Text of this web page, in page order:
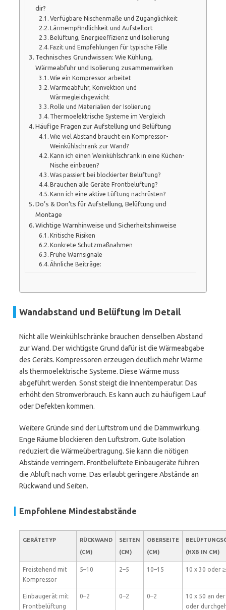
dir?
Verfügbare Nischenmaße und Zugänglichkeit
Lärmempfindlichkeit und Aufstellort
Belüftung, Energieeffizienz und Isolierung
Fazit und Empfehlungen für typische Fälle
Technisches Grundwissen: Wie Kühlung,
Wärmeabfuhr und Isolierung zusammenwirken
Wie ein Kompressor arbeitet
Wärmeabfuhr, Konvektion und
Wärmegleichgewicht
Rolle und Materialien der Isolierung
Thermoelektrische Systeme im Vergleich
Häufige Fragen zur Aufstellung und Belüftung
Wie viel Abstand braucht ein Kompressor-
Weinkühlschrank zur Wand?
Kann ich einen Weinkühlschrank in eine Küchen-
Nische einbauen?
Was passiert bei blockierter Belüftung?
Brauchen alle Geräte Frontbelüftung?
Kann ich eine aktive Lüftung nachrüsten?
Do’s & Don’ts für Aufstellung, Belüftung und
Montage
Wichtige Warnhinweise und Sicherheitshinweise
Kritische Risiken
Konkrete Schutzmaßnahmen
Frühe Warnsignale
Ähnliche Beiträge:
Wandabstand und Belüftung im Detail
Nicht alle Weinkühlschränke brauchen denselben Abstand
zur Wand. Der wichtigste Grund dafür ist die Wärmeabgabe
des Geräts. Kompressoren erzeugen deutlich mehr Wärme
als thermoelektrische Systeme. Diese Wärme muss
abgeführt werden. Sonst steigt die Innentemperatur. Das
erhöht den Stromverbrauch. Es kann auch zu häufigem Lauf
oder Defekten kommen.
Weitere Gründe sind der Luftstrom und die Dämmwirkung.
Enge Räume blockieren den Luftstrom. Gute Isolation
reduziert die Wärmeübertragung. Sie kann die nötigen
Abstände verringern. Frontbelüftete Einbaugeräte führen
die Abluft nach vorne. Das erlaubt geringere Abstände an
Rückwand und Seiten.
Empfohlene Mindestabstände
GERÄTETYP
RÜCKWAND
(CM)
SEITEN
(CM)
OBERSEITE
(CM)
(HXB IN CM)
Freistehend mit
Kompressor
5–10 2–5 10–15 10 x 30 oder
Einbaugerät mit
Frontbelüftung
0–2 0–2 0–2
10 x 50 an
oder